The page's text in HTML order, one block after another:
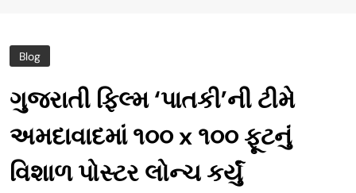
Blog
ગુજરાતી ફિલ્મ ‘પાતકી’ની ટીમે
અમદાવાદમાં ૧૦૦ x ૧૦૦ ફૂટનું
વિશાળ પોસ્ટર લોન્ચ કર્યું